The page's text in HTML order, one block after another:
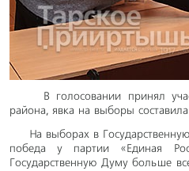
В голосовании принял
района, явка на выборы
На выборах в
победа у партии «Единая
Государственную Думу больше